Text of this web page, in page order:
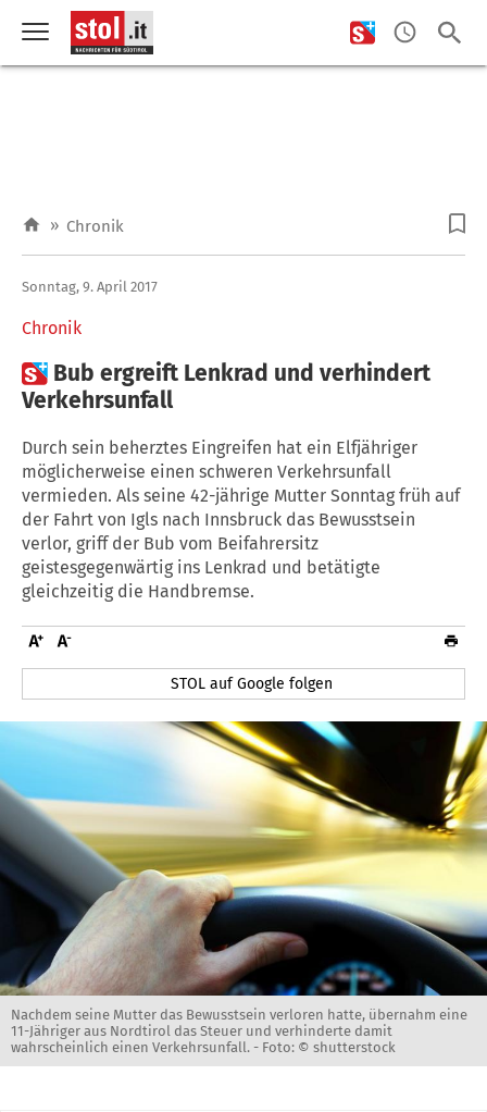
» Chronik
Chronik
Sonntag, 9. April 2017
 Bub ergreift Lenkrad und verhindert
Verkehrsunfall
Durch sein beherztes Eingreifen hat ein Elfjähriger
möglicherweise einen schweren Verkehrsunfall
vermieden. Als seine 42-jährige Mutter Sonntag früh auf
der Fahrt von Igls nach Innsbruck das Bewusstsein
verlor, griff der Bub vom Beifahrersitz
geistesgegenwärtig ins Lenkrad und betätigte
gleichzeitig die Handbremse.
STOL auf Google folgen
Nachdem seine Mutter das Bewusstsein verloren hatte, übernahm eine
11-Jähriger aus Nordtirol das Steuer und verhinderte damit
wahrscheinlich einen Verkehrsunfall. - Foto: © shutterstock